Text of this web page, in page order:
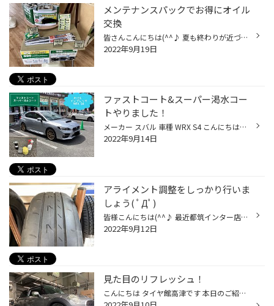
メンテナンスパックでお得にオイル
交換
皆さんこんにちは(^^♪ 夏も終わりが近づいていますね(笑) 台風が接近ということで皆さん外出には気を付けてくださいね( ;∀;) さて、皆さんお車のメンテナンスはこまめに行っていますか？ タイヤ館ではアプリ加入でお得にメンテナンスが行えます！ 詳細はお電話、ご来店どちらでもだいじょうぶですよ...
2022年9月19日
ファストコート&スーパー渇水コー
トやりました！
メーカー スバル 車種 WRX S4 こんにちは！ タイヤ館高津店です！ 今回は、WRXの洗車をご紹介します！ タイヤ館では、新しくファストコートと スーパー渇水コートが追加されました！ ファストコート ファストコートとは、 研磨剤で塗装を削るのではなく、 キズに埋まる樹脂を使用してキズを消します...
2022年9月14日
アライメント調整をしっかり行いま
しょう( ﾟДﾟ)
皆様こんにちは(^^♪ 最近都筑インター店から異動してまいりました服部です。 突然ですが（笑）皆様のタイヤこんな状態になっていませんか？ 一見普通に見えるかもしれませんが右の溝の減り方が左と比べてかなりツルツルなのが分かりますね( ﾉД`) そんな時に必要なアライメント調整です。 ざっくりい...
2022年9月12日
見た目のリフレッシュ！
こんにちは タイヤ館高津です 本日のご紹介は、ミニのアルミセット品です！ この型のミニは、4穴のホイールになり、段々と選べるホイールの選択肢が少なくなってきております。 ご検討中の方はお早めに！ 純正は、どこにでもある、ミニのホイールとなります… それがなんと、この見た目に！ ユーザー...